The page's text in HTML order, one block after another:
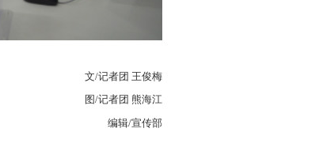
文/记者团 王俊梅
图/记者团 熊海江
编辑/宣传部